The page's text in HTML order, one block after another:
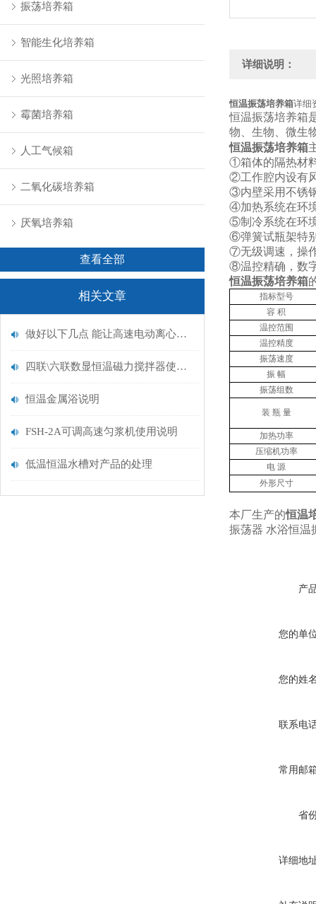
振荡培养箱
智能生化培养箱
光照培养箱
霉菌培养箱
人工气候箱
二氧化碳培养箱
厌氧培养箱
查看全部
相关文章
做好以下几点 能让高速电动离心机使用更平稳
四联\六联数显恒温磁力搅拌器使用及维务
恒温金属浴说明
FSH-2A可调高速匀浆机使用说明
低温恒温水槽对产品的处理
详细说明：
恒温振荡培养箱详细
恒温振荡培养箱
物、生物、微生
恒温振荡培养箱
①箱体的隔热材
②工作腔内设有
③内壁采用不锈
④加热系统在环
⑤制冷系统在环
⑥弹簧试瓶架特
⑦无级调速，操
⑧温控精确，数
恒温振荡培养箱
指标型号
容 积
温控范围
温控精度
振荡速度
振 幅
振荡组数
装 瓶 量
加热功率
压缩机功率
电 源
外形尺寸
本厂生产的恒温
振荡器 水浴恒温
产
您的单
您的姓
联系电
常用邮
省
详细地